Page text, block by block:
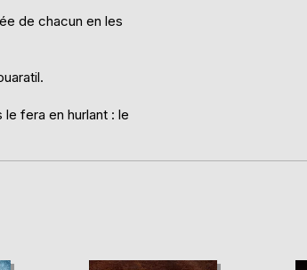
de chacun en les
fera en hurlant : le